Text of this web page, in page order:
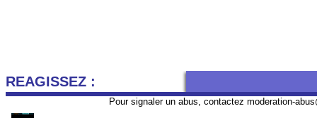
REAGISSEZ :
Pour signaler un abus, contactez moderation-